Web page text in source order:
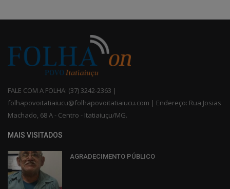
FALE COM A FOLHA: (37) 3242-2363 |
folhapovoitatiaiucu@folhapovoitatiaiucu.com | Endereço: Rua Josias
Machado, 68 A - Centro - Itatiaiuçu/MG.
MAIS VISITADOS
AGRADECIMENTO PÚBLICO